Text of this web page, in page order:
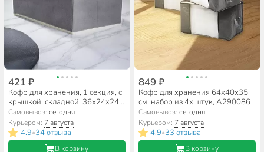
421 ₽
Кофр для хранения, 1 секция, с
крышкой, складной, 36х24х24
см, спанбонд, с ручкой, серый,
Y6-10751
Самовывоз:сегодня
Курьером: 7 августа
4.9•34 отзыва
В корзину
849 ₽
Кофр для хранения 64х40х35
см, набор из 4х штук, A290086
Самовывоз: сегодня
Курьером: 7 августа
4.9•33 отзыва
В корзину